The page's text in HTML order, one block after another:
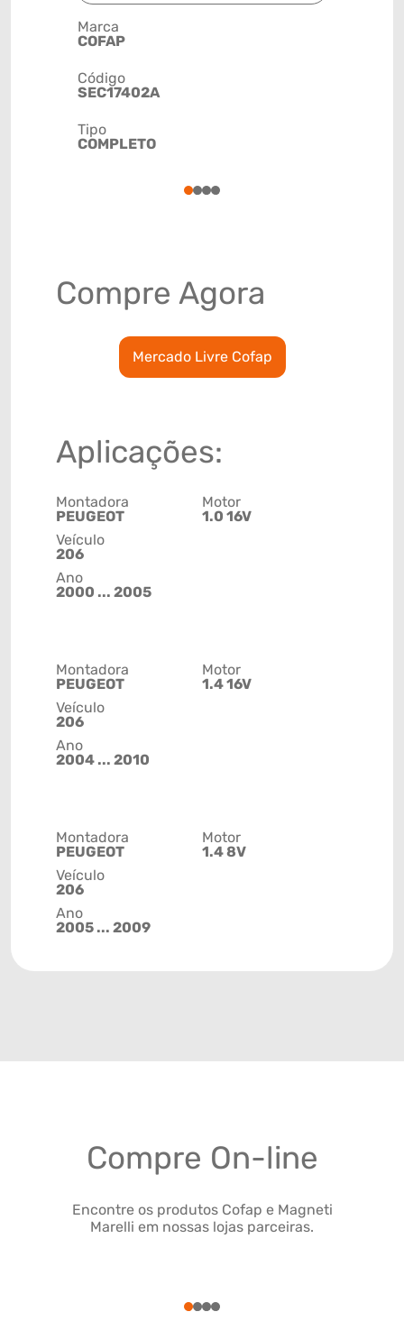
Marca
COFAP
Código
SEC17402A
Tipo
COMPLETO
1234
Compre Agora
Mercado Livre Cofap
Aplicações:
Montadora
PEUGEOT
Veículo
206
Ano
2000 ... 2005
Motor
1.0 16V
Montadora
PEUGEOT
Veículo
206
Ano
2004 ... 2010
Motor
1.4 16V
Montadora
PEUGEOT
Veículo
206
Ano
2005 ... 2009
Motor
1.4 8V
Compre On-line
Encontre os produtos Cofap e Magneti
Marelli em nossas lojas parceiras.
1234